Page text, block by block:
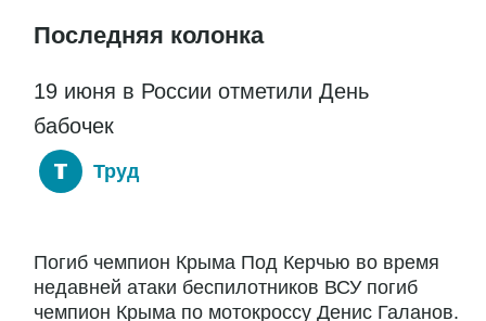
Последняя колонка
19 июня в России отметили День
бабочек
Труд
Погиб чемпион Крыма Под Керчью во время
недавней атаки беспилотников ВСУ погиб
чемпион Крыма по мотокроссу Денис Галанов.